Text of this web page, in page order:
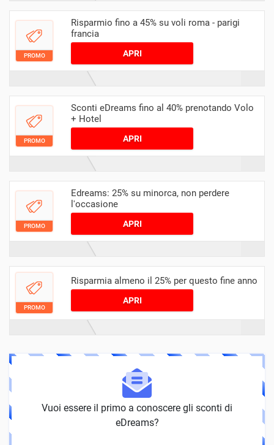
PROMO
Risparmio fino a 45% su voli roma - parigi
francia
APRI
PROMO
Sconti eDreams fino al 40% prenotando Volo
+ Hotel
APRI
PROMO
Edreams: 25% su minorca, non perdere
l'occasione
APRI
PROMO
Risparmia almeno il 25% per questo fine anno
APRI
Vuoi essere il primo a conoscere gli sconti di
eDreams?